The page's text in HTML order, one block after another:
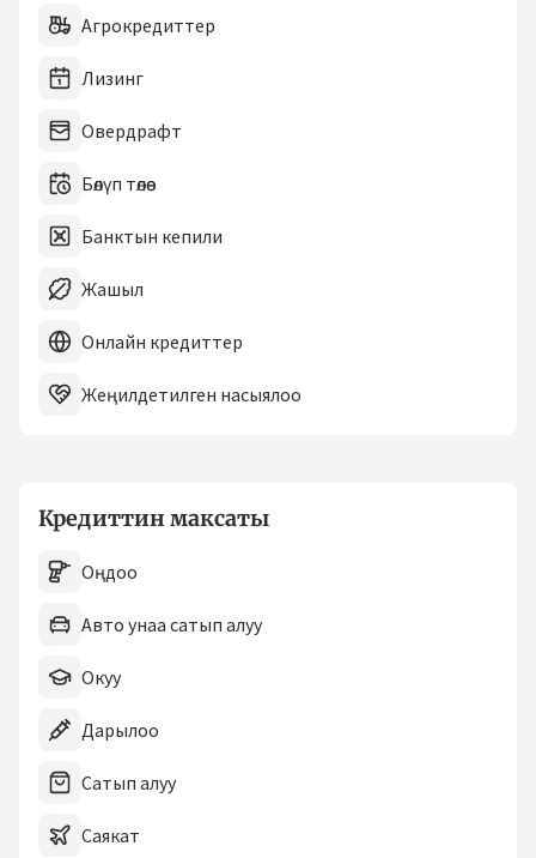
Агрокредиттер
Лизинг
Овердрафт
Бөлүп төлөө
Банктын кепили
Жашыл
Онлайн кредиттер
Жеңилдетилген насыялоо
Кредиттин максаты
Оңдоо
Авто унаа сатып алуу
Окуу
Дарылоо
Сатып алуу
Саякат